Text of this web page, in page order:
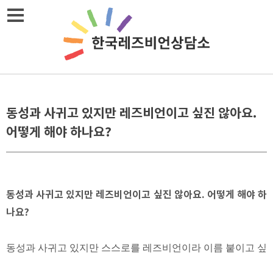
Skip
동성과 사귀고 있지만 레즈비언이고 싶진 않아요.
어떻게 해야 하나요?
동성과 사귀고 있지만 레즈비언이고 싶진 않아요. 어떻게 해야 하
나요?
동성과 사귀고 있지만 스스로를 레즈비언이라 이름 붙이고 싶